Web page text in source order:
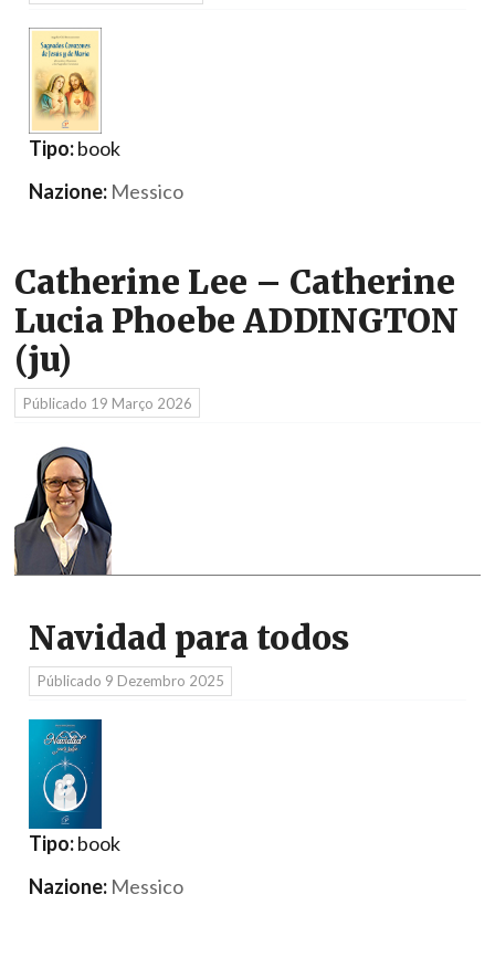
Tipo:book
Nazione: Messico
Catherine Lee – Catherine
Lucia Phoebe ADDINGTON
(ju)
Públicado 19 Março 2026
Navidad para todos
Públicado 9 Dezembro 2025
Tipo:book
Nazione: Messico